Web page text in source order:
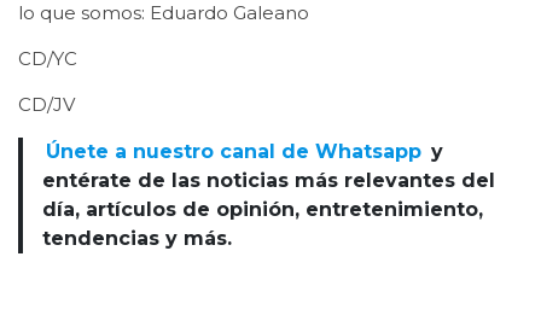
lo que somos: Eduardo Galeano
CD/YC
CD/JV
Únete a nuestro canal de Whatsapp y
entérate de las noticias más relevantes del
día, artículos de opinión, entretenimiento,
tendencias y más.